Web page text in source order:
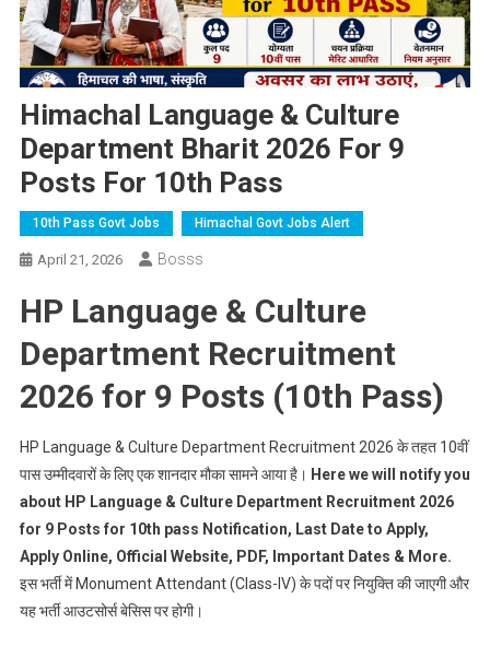
Himachal Language & Culture
Department Bharit 2026 For 9
Posts For 10th Pass
10th Pass Govt Jobs Himachal Govt Jobs Alert
April 21, 2026 Bosss
HP Language & Culture
Department Recruitment
2026 for 9 Posts (10th Pass)
HP Language & Culture Department Recruitment 2026 के तहत 10वीं
पास उम्मीदवारों के लिए एक शानदार मौका सामने आया है। Here we will notify you
about HP Language & Culture Department Recruitment 2026
for 9 Posts for 10th pass Notification, Last Date to Apply,
Apply Online, Official Website, PDF, Important Dates & More.
इस भर्ती में Monument Attendant (Class-IV) के पदों पर नियुक्ति की जाएगी और
यह भर्ती आउटसोर्स बेसिस पर होगी।